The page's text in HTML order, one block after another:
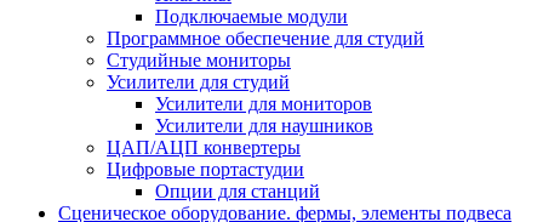
Подключаемые модули
Программное обеспечение для студий
Студийные мониторы
Усилители для студий
Усилители для мониторов
Усилители для наушников
ЦАП/АЦП конвертеры
Цифровые портастудии
Опции для станций
Сценическое оборудование. фермы, элементы подвеса